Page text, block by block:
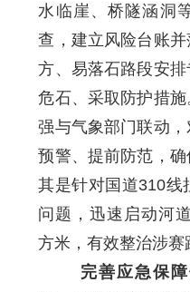
水临崖、桥隧涵洞
查，建立风险台账
方、易落石路段安
危石、采取防护措
强与气象部门联动
预警、提前防范，
其是针对国道310线
问题，迅速启动河
方米，有效整治涉赛
完善应急保